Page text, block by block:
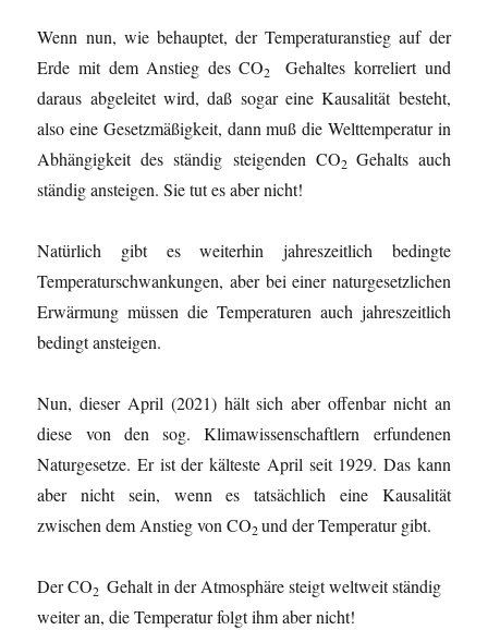
Wenn nun, wie behauptet, der Temperaturanstieg auf der
Erde mit dem Anstieg des CO2Gehaltes korreliert und
daraus abgeleitet wird, daß sogar eine Kausalität besteht,
also eine Gesetzmäßigkeit, dann muß die Welttemperatur in
Abhängigkeit des ständig steigenden CO2 Gehalts auch
ständig ansteigen. Sie tut es aber nicht!
Natürlich gibt es weiterhin jahreszeitlich bedingte
Temperaturschwankungen, aber bei einer naturgesetzlichen
Erwärmung müssen die Temperaturen auch jahreszeitlich
bedingt ansteigen.
Nun, dieser April (2021) hält sich aber offenbar nicht an
diese von den sog. Klimawissenschaftlern erfundenen
Naturgesetze. Er ist der kälteste April seit 1929. Das kann
aber nicht sein, wenn es tatsächlich eine Kausalität
zwischen dem Anstieg von CO2und der Temperatur gibt.
Der CO2Gehalt in der Atmosphäre steigt weltweit ständig
weiter an, die Temperatur folgt ihm aber nicht!